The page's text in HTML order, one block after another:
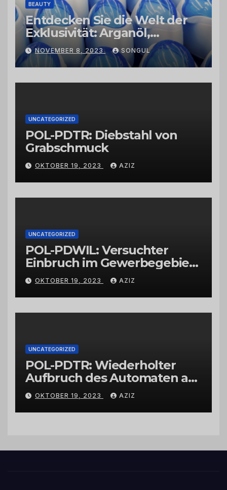
BEAUTY
Entdecken Sie die Welt der
Exklusivität: Arganöl,
Kaktusfeigenkernöl und
Schwarzkümmelöl von
vertrauenswürdigen
Großhändlern und Anbietern
NOVEMBER 8, 2023 SONGUL
UNCATEGORIZED
POL-PDTR: Diebstahl von
Grabschmuck
OKTOBER 19, 2023 AZIZ
UNCATEGORIZED
POL-PDWIL: Versuchter
Einbruch im Gewerbegebiet
Wittlich
OKTOBER 19, 2023 AZIZ
UNCATEGORIZED
POL-PDTR: Wiederholter
Aufbruch des Automaten am
Wohnmobilstellplatz in
Hermeskeil am Labachweg
OKTOBER 19, 2023 AZIZ